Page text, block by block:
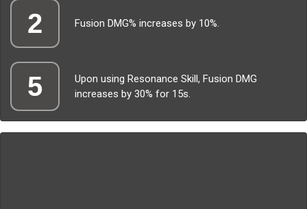
2 Fusion DMG% increases by 10%.
5
Upon using Resonance Skill, Fusion DMG
increases by 30% for 15s.